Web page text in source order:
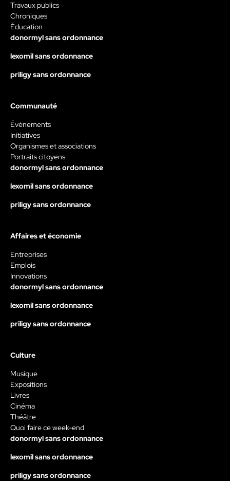
Travaux publics
Chroniques
Éducation
donormyl sans ordonnance
lexomil sans ordonnance
priligy sans ordonnance
Communauté
Évènements
Initiatives
Organismes et associations
Portraits citoyens
donormyl sans ordonnance
lexomil sans ordonnance
priligy sans ordonnance
Affaires et économie
Entreprises
Emplois
Innovations
donormyl sans ordonnance
lexomil sans ordonnance
priligy sans ordonnance
Culture
Musique
Expositions
Livres
Cinéma
Théâtre
Quoi faire ce week-end
donormyl sans ordonnance
lexomil sans ordonnance
priligy sans ordonnance